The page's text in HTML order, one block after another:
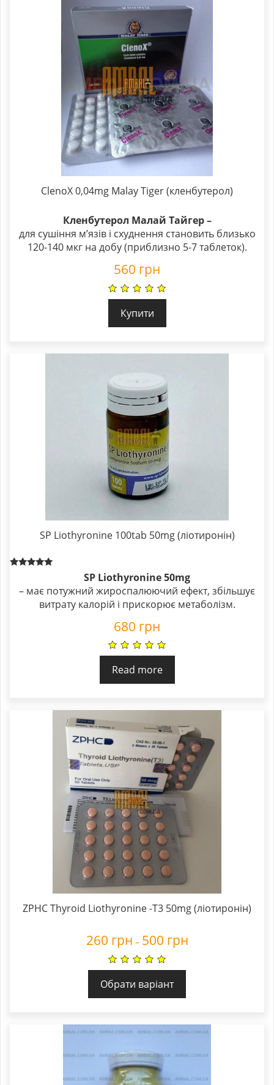
ClenoX 0,04mg Malay Tiger (кленбутерол)
Кленбутерол Малай Тайгер –
для сушіння м’язів і схуднення становить близько
120-140 мкг на добу (приблизно 5-7 таблеток).
560 грн
Купити
SP Liothyronine 100tab 50mg (ліотиронін)
out of 5
SP Liothyronine 50mg
– має потужний жироспалюючий ефект, збільшує
витрату калорій і прискорює метаболізм.
680 грн
Read more
ZPHC Thyroid Liothyronine -T3 50mg (ліотиронін)
260 грн – 500 грн
Обрати варіант